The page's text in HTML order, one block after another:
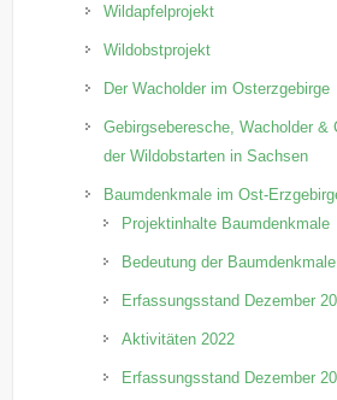
Wildapfelprojekt
Wildobstprojekt
Der Wacholder im Osterzgebirge
Gebirgseberesche, Wacholder &
der Wildobstarten in Sachsen
Baumdenkmale im Ost-
Projektinhalte Baumdenkmale
Bedeutung der Baumdenkmale
Erfassungsstand Dezember
Aktivitäten 2022
Erfassungsstand Dezember